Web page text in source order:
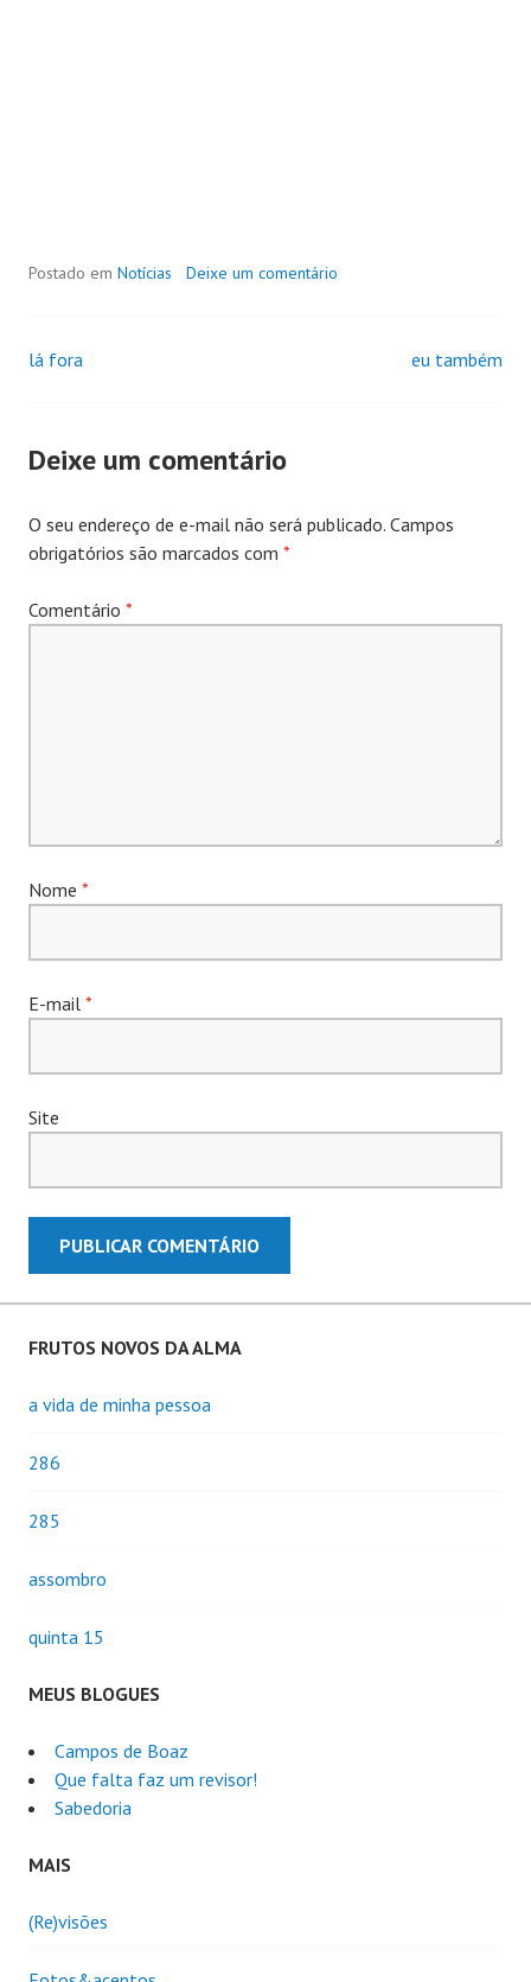
Postado em Notícias Deixe um comentário
Navegação
Posts
lá fora eu também
Deixe um comentário
O seu endereço de e-mail não será publicado. Campos
obrigatórios são marcados com *
Comentário *
Nome *
E-mail *
Site
FRUTOS NOVOS DA ALMA
a vida de minha pessoa
286
285
assombro
quinta 15
MEUS BLOGUES
Campos de Boaz
Que falta faz um revisor!
Sabedoria
MAIS
(Re)visões